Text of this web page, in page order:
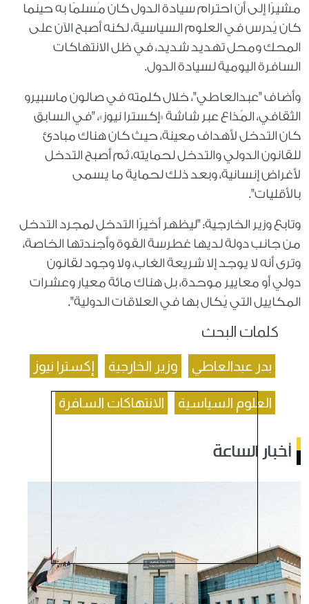
مشيرًا إلى أن احترام سيادة الدول كان مُسلمًا به حينما
كان يُدرس في العلوم السياسية، لكنه أصبح الآن على
المحك ومحل تهديد شديد، في ظل الانتهاكات
السافرة اليومية لسيادة الدول.
وأضاف "عبدالعاطي"، خلال كلمته في صالون ماسبيرو
الثقافي، المٌذاع عبر شاشة «إكسترا نيوز»، "في السابق
كان التدخل لأهداف معينة، حيث كان هناك مبادئ
للقانون الدولي والتدخل لحمايته، ثم أصبح التدخل
لأغراض إنسانية، وبعد ذلك لحماية ما يسمى
بالأقليات".
وتابع وزير الخارجية: "ليظهر أخيرًا التدخل لمجرد التدخل
من جانب دولة لديها غطرسة القوة وأجندتها الخاصة،
وترى أنه لا يوجد إلا شريعة الغاب، ولا وجود لقانون
دولي أو معايير موحدة، بل هناك مائة معيار وعشرات
المكاييل التي يُكال بها في العلاقات الدولية".
كلمات البحث
بدر عبدالعاطي وزير الخارجية إكسترا نيوز
العلوم السياسية الانتهاكات السافرة
أخبار الساعة